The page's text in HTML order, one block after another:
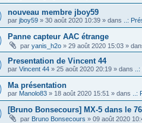
nouveau membre jboy59
par jboy59 » 30 août 2020 10:39 » dans ..:
Panne capteur AAC étrange
par yanis_h2o » 29 août 2020 15:03 »
Presentation de Vincent 44
par Vincent 44 » 25 août 2020 20:19 » dans
Ma présentation
par Manolo83 » 18 août 2020 15:51 » dans
[Bruno Bonsecours] MX-5 dans le
par Bruno Bonsecours » 09 août 2020